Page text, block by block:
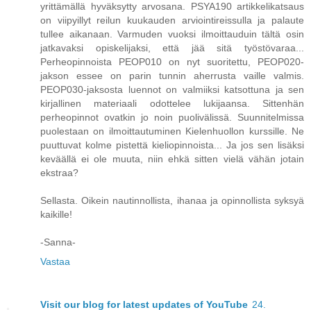
yrittämällä hyväksytty arvosana. PSYA190 artikkelikatsaus
on viipyillyt reilun kuukauden arviointireissulla ja palaute
tullee aikanaan. Varmuden vuoksi ilmoittauduin tältä osin
jatkavaksi opiskelijaksi, että jää sitä työstövaraa...
Perheopinnoista PEOP010 on nyt suoritettu, PEOP020-
jakson essee on parin tunnin aherrusta vaille valmis.
PEOP030-jaksosta luennot on valmiiksi katsottuna ja sen
kirjallinen materiaali odottelee lukijaansa. Sittenhän
perheopinnot ovatkin jo noin puolivälissä. Suunnitelmissa
puolestaan on ilmoittautuminen Kielenhuollon kurssille. Ne
puuttuvat kolme pistettä kieliopinnoista... Ja jos sen lisäksi
keväällä ei ole muuta, niin ehkä sitten vielä vähän jotain
ekstraa?
Sellasta. Oikein nautinnollista, ihanaa ja opinnollista syksyä
kaikille!
-Sanna-
Vastaa
Visit our blog for latest updates of YouTube 24.